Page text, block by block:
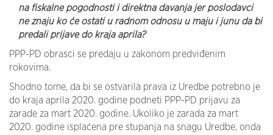
na fiskalne pogodnosti i direktna davanja jer poslodavci
ne znaju ko će ostati u radnom odnosu u maju i junu da bi
predali prijave do kraja aprila?
PPP-PD obrasci se predaju u zakonom predviđenim
rokovima.
Shodno tome, da bi se ostvarila prava iz Uredbe potrebno je
do kraja aprila 2020. godine podneti PPP-PD prijavu za
zarade za mart 2020. godine. Ukoliko je zarada za mart
2020. godine isplaćena pre stupanja na snagu Uredbe, onda